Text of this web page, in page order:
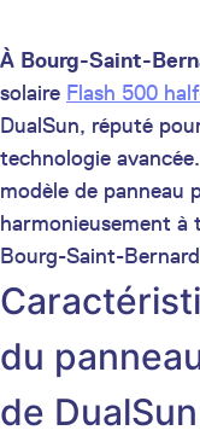
À Bourg-Saint-
solaire Flash 500
DualSun, réputé
technologie
modèle de panneau
harmonieusement à
Bourg-Saint-
du
de DualSun